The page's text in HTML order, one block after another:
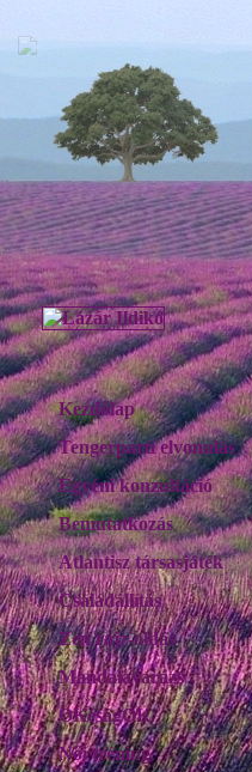
Kezdőlap
Tengerparti elvonulás
Egyéni konzultáció
Bemutatkozás
Atlantisz társasjáték
Családállítás
Zen rajz-oldás
Mandalavarázs
OKéságOK
Női tréning